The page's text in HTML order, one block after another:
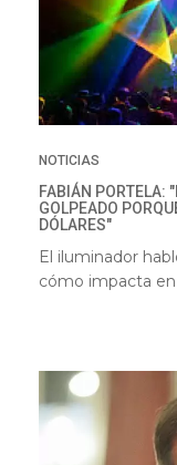
NOTICIAS
FABIÁN PORTELA:
GOLPEADO
DÓLARES"
El iluminador
cómo impacta